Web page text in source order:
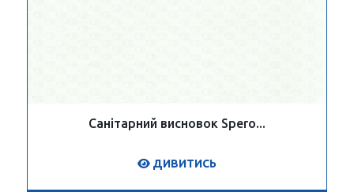
Санітарний висновок Spero...
ДИВИТИСЬ